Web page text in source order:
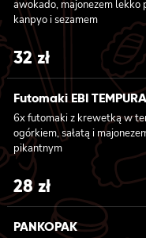
awokado, majonezem lekko
kanpyo i sezamem
32zł
Futomaki EBI TEMPURA
6x futomaki z krewetką w
ogórkiem, sałatą i
pikantnym
28zł
PANKOPAK